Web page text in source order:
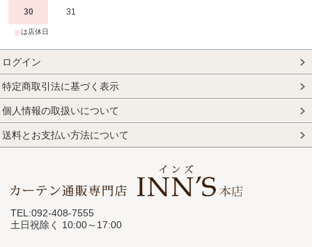
30 31
■は店休日
ログイン
特定商取引法に基づく表示
個人情報の取扱いについて
送料とお支払い方法について
TEL:092-408-7555
土日祝除く 10:00～17:00